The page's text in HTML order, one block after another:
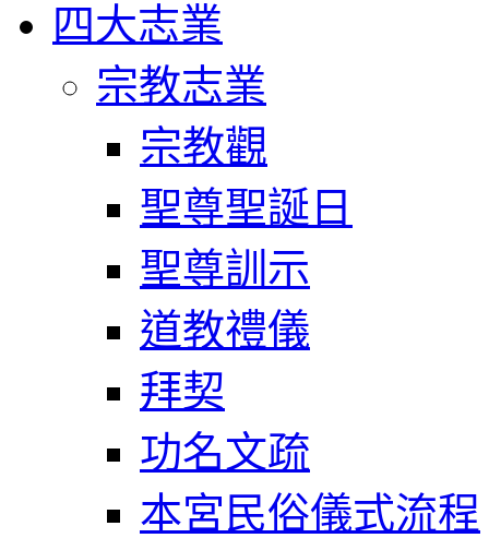
四大志業
宗教志業
宗教觀
聖尊聖誕日
聖尊訓示
道教禮儀
拜契
功名文疏
本宮民俗儀式流程